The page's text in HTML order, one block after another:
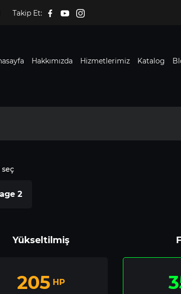
Takip Et:
Hakkımızda Hizmetlerimiz Katalog
2
Yükseltilmiş
205 HP